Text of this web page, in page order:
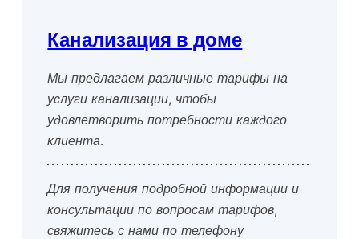
Канализация в доме
Мы предлагаем различные тарифы на
услуги канализации, чтобы
удовлетворить потребности каждого
клиента.
Для получения подробной информации и
консультации по вопросам тарифов,
свяжитесь с нами по телефону